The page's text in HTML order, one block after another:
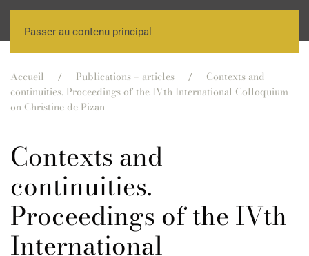
Passer au contenu principal
Accueil Publications – articles
Contexts and
continuities. Proceedings of the IVth International Colloquium
on Christine de Pizan
Contexts and
continuities.
Proceedings of the IVth
International